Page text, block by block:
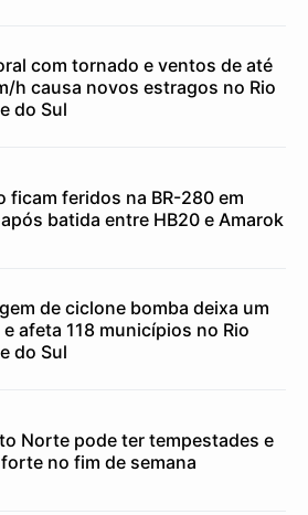
com tornado e ventos de até
h causa novos estragos no Rio
do Sul
ficam feridos na BR-280 em
batida entre HB20 e Amarok
de ciclone bomba deixa um
afeta 118 municípios no Rio
do Sul
Norte pode ter tempestades e
no fim de semana